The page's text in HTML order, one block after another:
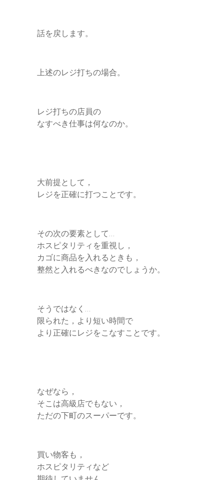
話を戻します。
上述のレジ打ちの場合。
レジ打ちの店員の
なすべき仕事は何なのか。
大前提として，
レジを正確に打つことです。
その次の要素として…
ホスピタリティを重視し，
カゴに商品を入れるときも，
整然と入れるべきなのでしょうか。
そうではなく…
限られた，より短い時間で
より正確にレジをこなすことです。
なぜなら，
そこは高級店でもない，
ただの下町のスーパーです。
買い物客も，
ホスピタリティなど